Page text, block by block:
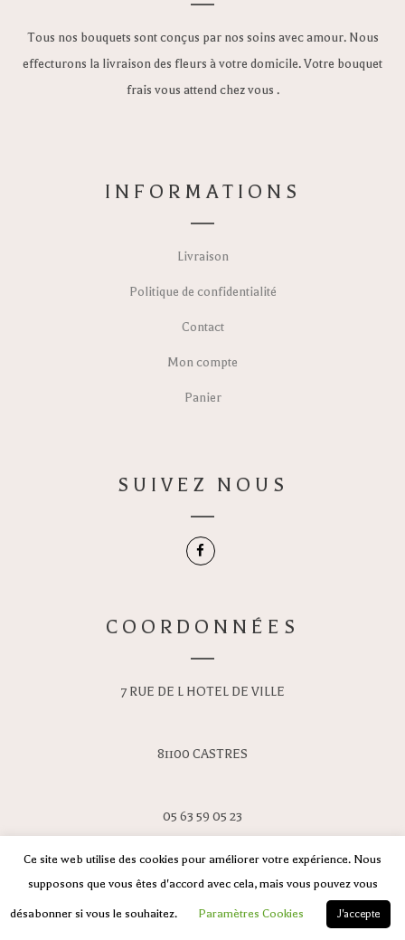
Tous nos bouquets sont conçus par nos soins avec amour. Nous
effecturons la livraison des fleurs à votre domicile. Votre bouquet
frais vous attend chez vous .
INFORMATIONS
Livraison
Politique de confidentialité
Contact
Mon compte
Panier
SUIVEZ NOUS
COORDONNÉES
7 RUE DE L HOTEL DE VILLE
81100 CASTRES
05 63 59 05 23
Ce site web utilise des cookies pour améliorer votre expérience. Nous
supposons que vous êtes d'accord avec cela, mais vous pouvez vous
désabonner si vous le souhaitez. Paramètres Cookies J'accepte